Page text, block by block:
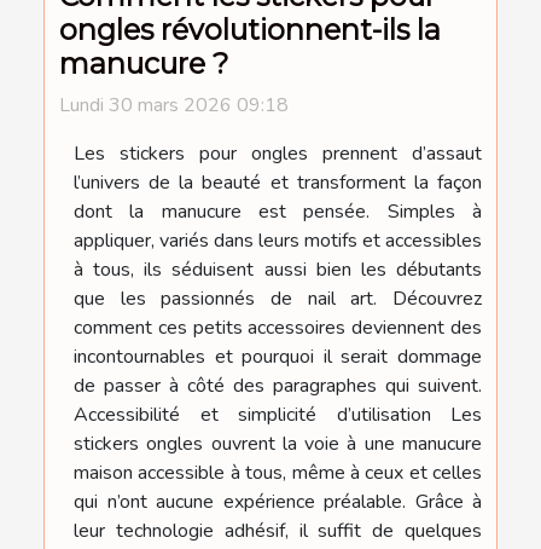
ongles révolutionnent-ils la
manucure ?
Lundi 30 mars 2026 09:18
Les stickers pour ongles prennent d’assaut
l’univers de la beauté et transforment la façon
dont la manucure est pensée. Simples à
appliquer, variés dans leurs motifs et accessibles
à tous, ils séduisent aussi bien les débutants
que les passionnés de nail art. Découvrez
comment ces petits accessoires deviennent des
incontournables et pourquoi il serait dommage
de passer à côté des paragraphes qui suivent.
Accessibilité et simplicité d’utilisation Les
stickers ongles ouvrent la voie à une manucure
maison accessible à tous, même à ceux et celles
qui n’ont aucune expérience préalable. Grâce à
leur technologie adhésif, il suffit de quelques